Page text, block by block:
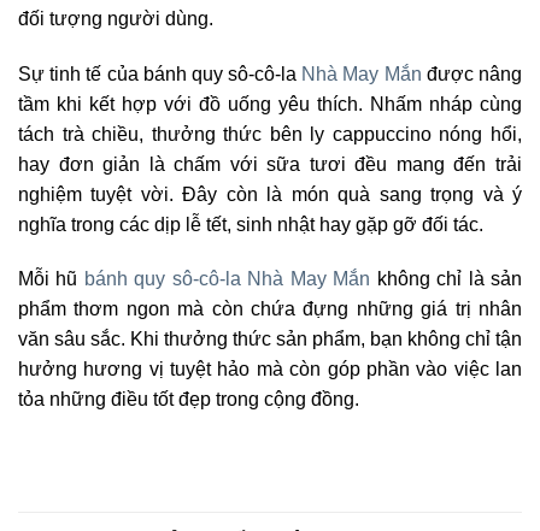
đối tượng người dùng.
Sự tinh tế của bánh quy sô-cô-la Nhà May Mắn được nâng
tầm khi kết hợp với đồ uống yêu thích. Nhấm nháp cùng
tách trà chiều, thưởng thức bên ly cappuccino nóng hổi,
hay đơn giản là chấm với sữa tươi đều mang đến trải
nghiệm tuyệt vời. Đây còn là món quà sang trọng và ý
nghĩa trong các dịp lễ tết, sinh nhật hay gặp gỡ đối tác.
Mỗi hũ bánh quy sô-cô-la Nhà May Mắn không chỉ là sản
phẩm thơm ngon mà còn chứa đựng những giá trị nhân
văn sâu sắc. Khi thưởng thức sản phẩm, bạn không chỉ tận
hưởng hương vị tuyệt hảo mà còn góp phần vào việc lan
tỏa những điều tốt đẹp trong cộng đồng.